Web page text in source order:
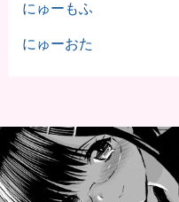
にゅーもふ
にゅーおた